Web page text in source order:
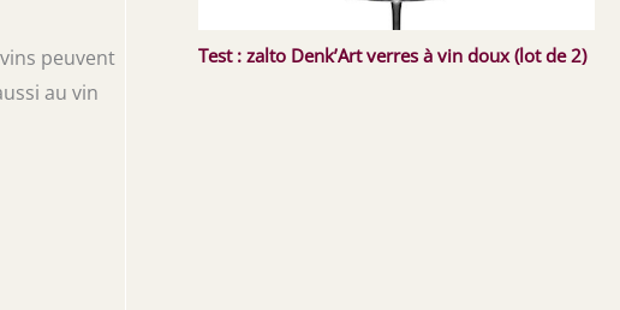
peuvent
au vin
Test : zalto Denk’Art verres à vin doux (lot de 2)